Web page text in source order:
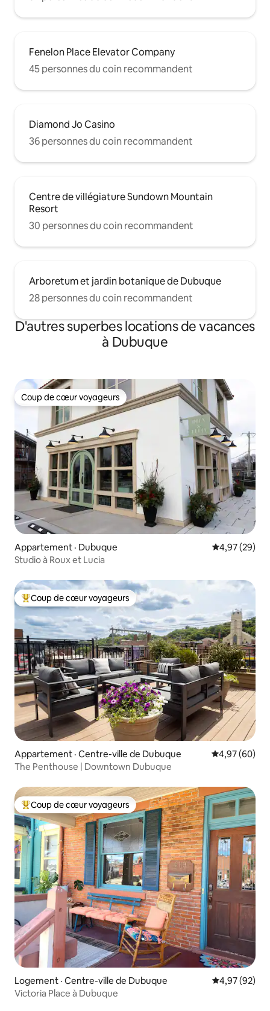
Fenelon Place Elevator Company
45 personnes du coin recommandent
Diamond Jo Casino
36 personnes du coin recommandent
Centre de villégiature Sundown Mountain
Resort
30 personnes du coin recommandent
Arboretum et jardin botanique de Dubuque
28 personnes du coin recommandent
D'autres superbes locations de vacances
à Dubuque
Coup de cœur voyageurs
Coup de cœur voyageurs
Appartement · Dubuque Note
4,97 (29)
Studio à Roux et Lucia
Coup de cœur voyageurs parmi les plus aimés
Coup de cœur voyageurs
Appartement · Centre-ville de Dubuque Note
4,97 (60)
The Penthouse | Downtown Dubuque
Coup de cœur voyageurs parmi les plus aimés
Coup de cœur voyageurs
Logement · Centre-ville de Dubuque Note
4,97 (92)
Victoria Place à Dubuque